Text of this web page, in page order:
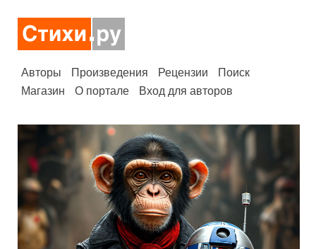
Авторы Произведения Рецензии
Поиск
Магазин
О портале Вход для авторов